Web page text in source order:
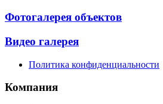
Фотогалерея объектов
Видео галерея
Политика конфиденциальности
Компания